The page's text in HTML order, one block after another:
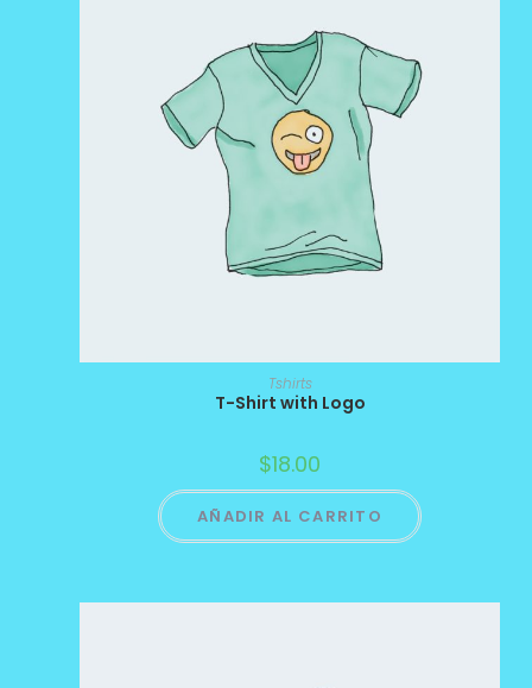
Tshirts
T-Shirt with Logo
$18.00
AÑADIR AL CARRITO